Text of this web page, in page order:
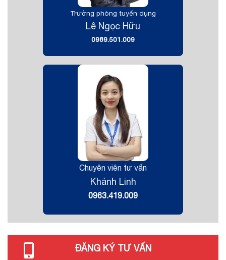
Trưởng phòng tuyển dụng
Lê Ngọc Hữu
0989.501.009
Chuyên viên tư vấn
Khánh Linh
0963.419.009
ĐĂNG KÝ TƯ VẤN